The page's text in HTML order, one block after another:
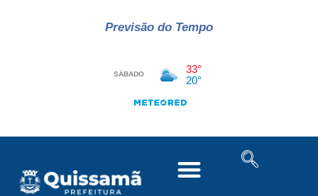
Previsão do Tempo